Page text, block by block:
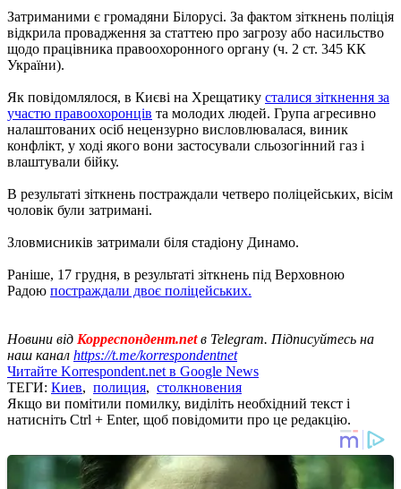
Затриманими є громадяни Білорусі. За фактом зіткнень поліція
відкрила провадження за статтею про загрозу або насильство
щодо працівника правоохоронного органу (ч. 2 ст. 345 КК
України).
Як повідомлялося, в Києві на Хрещатику сталися зіткнення за
участю правоохоронців та молодих людей. Група агресивно
налаштованих осіб нецензурно висловлювалася, виник
конфлікт, у ході якого вони застосували сльозогінний газ і
влаштували бійку.
В результаті зіткнень постраждали четверо поліцейських, вісім
чоловік були затримані.
Зловмисників затримали біля стадіону Динамо.
Раніше, 17 грудня, в результаті зіткнень під Верховною
Радою постраждали двоє поліцейських.
Новини від Корреспондент.netв Telegram. Підписуйтесь на
наш канал https://t.me/korrespondentnet
Читайте Korrespondent.net в Google News
ТЕГИ: Киев, полиция, столкновения
Якщо ви помітили помилку, виділіть необхідний текст і
натисніть Ctrl + Enter, щоб повідомити про це редакцію.